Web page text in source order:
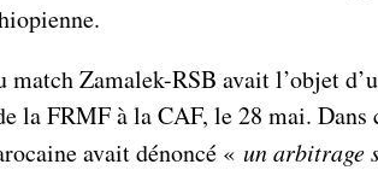
match Zamalek-RSB avait l’objet
la FRMF à la CAF, le 28 mai. Dans
avait dénoncé « un arbitrage